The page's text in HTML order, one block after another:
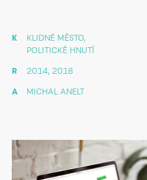
K
KLIDNÉ MĚSTO,
POLITICKÉ HNUTÍ
R
2014, 2018
A
MICHAL ANELT